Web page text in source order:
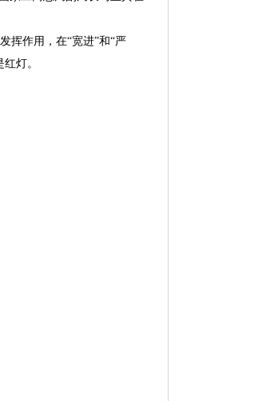
作用，在“宽进”和“严
灯。